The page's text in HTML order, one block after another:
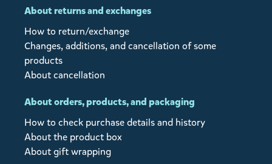
About returns and exchanges
How to return/exchange
Changes, additions, and cancellation of some
products
About cancellation
About orders, products, and packaging
How to check purchase details and history
About the product box
About gift wrapping